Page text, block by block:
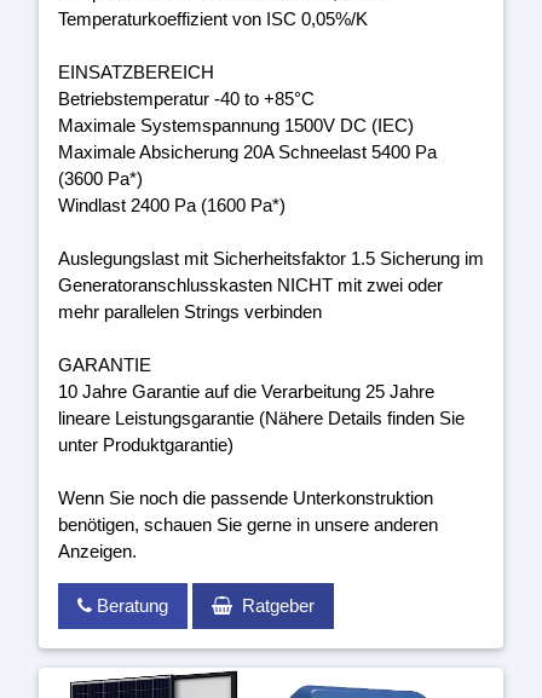
Temperaturkoeffizient von ISC 0,05%/K
EINSATZBEREICH
Betriebstemperatur -40 to +85°C
Maximale Systemspannung 1500V DC (IEC)
Maximale Absicherung 20A Schneelast 5400 Pa
(3600 Pa*)
Windlast 2400 Pa (1600 Pa*)
Auslegungslast mit Sicherheitsfaktor 1.5 Sicherung im
Generatoranschlusskasten NICHT mit zwei oder
mehr parallelen Strings verbinden
GARANTIE
10 Jahre Garantie auf die Verarbeitung 25 Jahre
lineare Leistungsgarantie (Nähere Details finden Sie
unter Produktgarantie)
Wenn Sie noch die passende Unterkonstruktion
benötigen, schauen Sie gerne in unsere anderen
Anzeigen.
Beratung Ratgeber